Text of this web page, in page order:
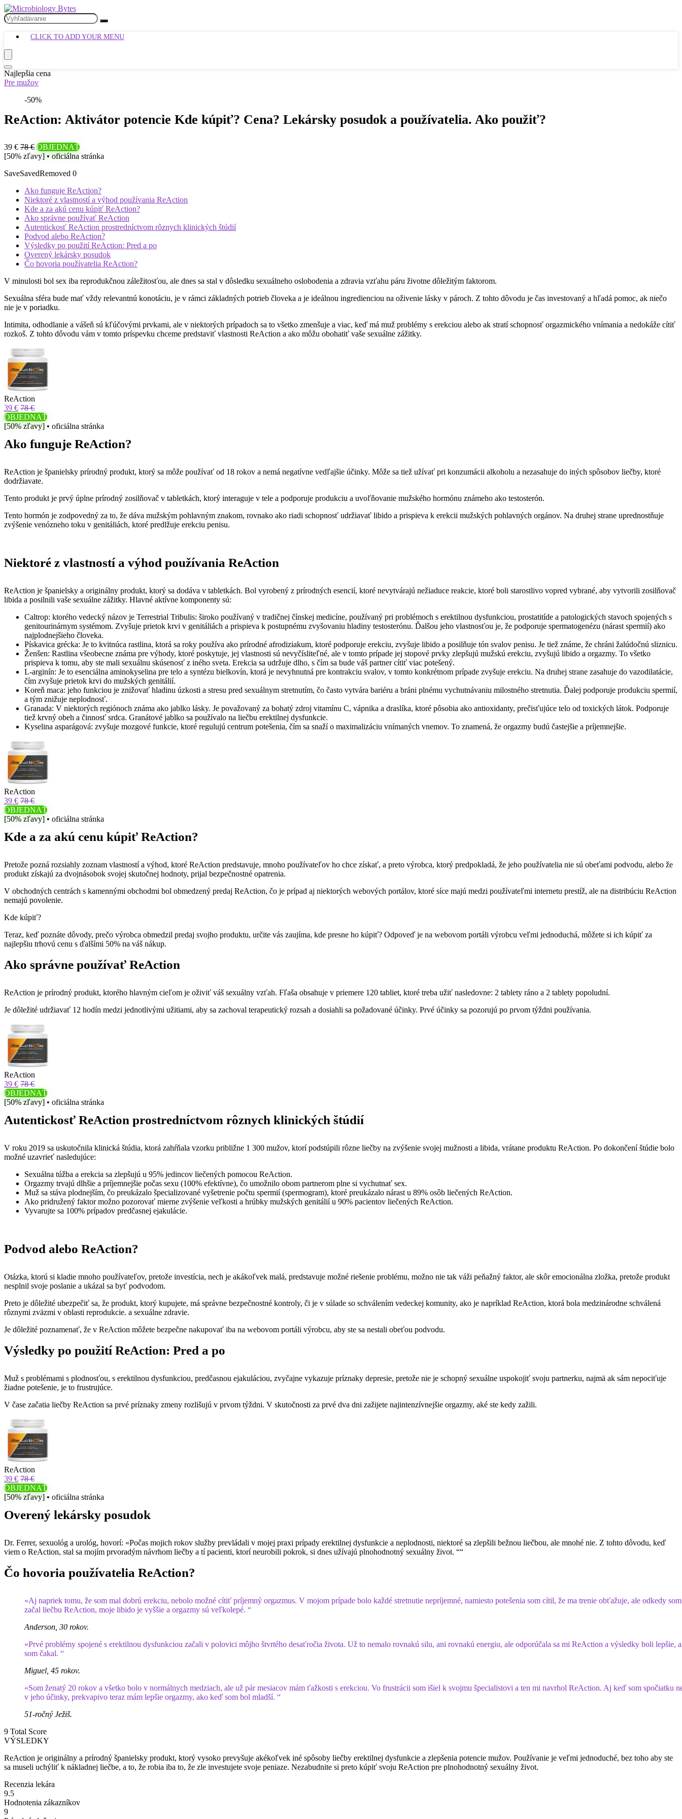
CLICK TO ADD YOUR MENU
Najlepšia cena
Pre mužov
-50%
ReAction: Aktivátor potencie Kde kúpiť? Cena? Lekársky posudok a používatelia. Ako použiť?
39 € 78 € OBJEDNAŤ
[50% zľavy] • oficiálna stránka
SaveSavedRemoved 0
Ako funguje ReAction?
Niektoré z vlastností a výhod používania ReAction
Kde a za akú cenu kúpiť ReAction?
Ako správne používať ReAction
Autentickosť ReAction prostredníctvom rôznych klinických štúdií
Podvod alebo ReAction?
Výsledky po použití ReAction: Pred a po
Overený lekársky posudok
Čo hovoria používatelia ReAction?
V minulosti bol sex iba reprodukčnou záležitosťou, ale dnes sa stal v dôsledku sexuálneho oslobodenia a zdravia vzťahu páru životne dôležitým faktorom.
Sexuálna sféra bude mať vždy relevantnú konotáciu, je v rámci základných potrieb človeka a je ideálnou ingredienciou na oživenie lásky v pároch. Z tohto dôvodu je čas investovaný a hľadá pomoc, ak niečo
nie je v poriadku.
Intimita, odhodlanie a vášeň sú kľúčovými prvkami, ale v niektorých prípadoch sa to všetko zmenšuje a viac, keď má muž problémy s erekciou alebo ak stratí schopnosť orgazmického vnímania a nedokáže cítiť
rozkoš. Z tohto dôvodu vám v tomto príspevku chceme predstaviť vlastnosti ReAction a ako môžu obohatiť vaše sexuálne zážitky.
ReAction
39 € 78 €
OBJEDNAŤ
[50% zľavy] • oficiálna stránka
Ako funguje ReAction?
ReAction je španielsky prírodný produkt, ktorý sa môže používať od 18 rokov a nemá negatívne vedľajšie účinky. Môže sa tiež užívať pri konzumácii alkoholu a nezasahuje do iných spôsobov liečby, ktoré
dodržiavate.
Tento produkt je prvý úplne prírodný zosilňovač v tabletkách, ktorý interaguje v tele a podporuje produkciu a uvoľňovanie mužského hormónu známeho ako testosterón.
Tento hormón je zodpovedný za to, že dáva mužským pohlavným znakom, rovnako ako riadi schopnosť udržiavať libido a prispieva k erekcii mužských pohlavných orgánov. Na druhej strane uprednostňuje
zvýšenie venózneho toku v genitáliách, ktoré predlžuje erekciu penisu.
Niektoré z vlastností a výhod používania ReAction
ReAction je španielsky a originálny produkt, ktorý sa dodáva v tabletkách. Bol vyrobený z prírodných esencií, ktoré nevytvárajú nežiaduce reakcie, ktoré boli starostlivo vopred vybrané, aby vytvorili zosilňovač
libida a posilnili vaše sexuálne zážitky. Hlavné aktívne komponenty sú:
Caltrop: ktorého vedecký názov je Terrestrial Tribulis: široko používaný v tradičnej čínskej medicíne, používaný pri problémoch s erektilnou dysfunkciou, prostatitíde a patologických stavoch spojených s
genitourinárnym systémom. Zvyšuje prietok krvi v genitáliách a prispieva k postupnému zvyšovaniu hladiny testosterónu. Ďalšou jeho vlastnosťou je, že podporuje spermatogenézu (nárast spermií) ako
najplodnejšieho človeka.
Pískavica grécka: Je to kvitnúca rastlina, ktorá sa roky používa ako prírodné afrodiziakum, ktoré podporuje erekciu, zvyšuje libido a posilňuje tón svalov penisu. Je tiež známe, že chráni žalúdočnú sliznicu.
Ženšen: Rastlina všeobecne známa pre výhody, ktoré poskytuje, jej vlastnosti sú nevyčísliteľné, ale v tomto prípade jej stopové prvky zlepšujú mužskú erekciu, zvyšujú libido a orgazmy. To všetko
prispieva k tomu, aby ste mali sexuálnu skúsenosť z iného sveta. Erekcia sa udržuje dlho, s čím sa bude váš partner cítiť viac potešený.
L-arginín: Je to esenciálna aminokyselina pre telo a syntézu bielkovín, ktorá je nevyhnutná pre kontrakciu svalov, v tomto konkrétnom prípade zvyšuje erekciu. Na druhej strane zasahuje do vazodilatácie,
čím zvyšuje prietok krvi do mužských genitálií.
Koreň maca: jeho funkciou je znižovať hladinu úzkosti a stresu pred sexuálnym stretnutím, čo často vytvára bariéru a bráni plnému vychutnávaniu milostného stretnutia. Ďalej podporuje produkciu spermií,
a tým znižuje neplodnosť.
Granada: V niektorých regiónoch známa ako jablko lásky. Je považovaný za bohatý zdroj vitamínu C, vápnika a draslíka, ktoré pôsobia ako antioxidanty, prečisťujúce telo od toxických látok. Podporuje
tiež krvný obeh a činnosť srdca. Granátové jablko sa používalo na liečbu erektilnej dysfunkcie.
Kyselina asparágová: zvyšuje mozgové funkcie, ktoré regulujú centrum potešenia, čím sa snaží o maximalizáciu vnímaných vnemov. To znamená, že orgazmy budú častejšie a príjemnejšie.
ReAction
39 € 78 €
OBJEDNAŤ
[50% zľavy] • oficiálna stránka
Kde a za akú cenu kúpiť ReAction?
Pretože pozná rozsiahly zoznam vlastností a výhod, ktoré ReAction predstavuje, mnoho používateľov ho chce získať, a preto výrobca, ktorý predpokladá, že jeho používatelia nie sú obeťami podvodu, alebo že
produkt získajú za dvojnásobok svojej skutočnej hodnoty, prijal bezpečnostné opatrenia.
V obchodných centrách s kamennými obchodmi bol obmedzený predaj ReAction, čo je prípad aj niektorých webových portálov, ktoré síce majú medzi používateľmi internetu prestíž, ale na distribúciu ReAction
nemajú povolenie.
Kde kúpiť?
Teraz, keď poznáte dôvody, prečo výrobca obmedzil predaj svojho produktu, určite vás zaujíma, kde presne ho kúpiť? Odpoveď je na webovom portáli výrobcu veľmi jednoduchá, môžete si ich kúpiť za
najlepšiu trhovú cenu s ďalšími 50% na váš nákup.
Ako správne používať ReAction
ReAction je prírodný produkt, ktorého hlavným cieľom je oživiť váš sexuálny vzťah. Fľaša obsahuje v priemere 120 tabliet, ktoré treba užiť nasledovne: 2 tablety ráno a 2 tablety popoludní.
Je dôležité udržiavať 12 hodín medzi jednotlivými užitiami, aby sa zachoval terapeutický rozsah a dosiahli sa požadované účinky. Prvé účinky sa pozorujú po prvom týždni používania.
ReAction
39 € 78 €
OBJEDNAŤ
[50% zľavy] • oficiálna stránka
Autentickosť ReAction prostredníctvom rôznych klinických štúdií
V roku 2019 sa uskutočnila klinická štúdia, ktorá zahŕňala vzorku približne 1 300 mužov, ktorí podstúpili rôzne liečby na zvýšenie svojej mužnosti a libida, vrátane produktu ReAction. Po dokončení štúdie bolo
možné uzavrieť nasledujúce:
Sexuálna túžba a erekcia sa zlepšujú u 95% jedincov liečených pomocou ReAction.
Orgazmy trvajú dlhšie a príjemnejšie počas sexu (100% efektívne), čo umožnilo obom partnerom plne si vychutnať sex.
Muž sa stáva plodnejším, čo preukázalo špecializované vyšetrenie počtu spermií (spermogram), ktoré preukázalo nárast u 89% osôb liečených ReAction.
Ako pridružený faktor možno pozorovať mierne zvýšenie veľkosti a hrúbky mužských genitálií u 90% pacientov liečených ReAction.
Vyvarujte sa 100% prípadov predčasnej ejakulácie.
Podvod alebo ReAction?
Otázka, ktorú si kladie mnoho používateľov, pretože investícia, nech je akákoľvek malá, predstavuje možné riešenie problému, možno nie tak váži peňažný faktor, ale skôr emocionálna zložka, pretože produkt
nesplnil svoje poslanie a ukázal sa byť podvodom.
Preto je dôležité ubezpečiť sa, že produkt, ktorý kupujete, má správne bezpečnostné kontroly, či je v súlade so schválením vedeckej komunity, ako je napríklad ReAction, ktorá bola medzinárodne schválená
rôznymi zväzmi v oblasti reprodukcie. a sexuálne zdravie.
Je dôležité poznamenať, že v ReAction môžete bezpečne nakupovať iba na webovom portáli výrobcu, aby ste sa nestali obeťou podvodu.
Výsledky po použití ReAction: Pred a po
Muž s problémami s plodnosťou, s erektilnou dysfunkciou, predčasnou ejakuláciou, zvyčajne vykazuje príznaky depresie, pretože nie je schopný sexuálne uspokojiť svoju partnerku, najmä ak sám nepociťuje
žiadne potešenie, je to frustrujúce.
V čase začatia liečby ReAction sa prvé príznaky zmeny rozlišujú v prvom týždni. V skutočnosti za prvé dva dni zažijete najintenzívnejšie orgazmy, aké ste kedy zažili.
ReAction
39 € 78 €
OBJEDNAŤ
[50% zľavy] • oficiálna stránka
Overený lekársky posudok
Dr. Ferrer, sexuológ a urológ, hovorí: «Počas mojich rokov služby prevládali v mojej praxi prípady erektilnej dysfunkcie a neplodnosti, niektoré sa zlepšili bežnou liečbou, ale mnohé nie. Z tohto dôvodu, keď
viem o ReAction, stal sa mojím prvoradým návrhom liečby a tí pacienti, ktorí neurobili pokrok, si dnes užívajú plnohodnotný sexuálny život. ““
Čo hovoria používatelia ReAction?
«Aj napriek tomu, že som mal dobrú erekciu, nebolo možné cítiť príjemný orgazmus. V mojom prípade bolo každé stretnutie nepríjemné, namiesto potešenia som cítil, že ma trenie obťažuje, ale odkedy som
začal liečbu ReAction, moje libido je vyššie a orgazmy sú veľkolepé. “
Anderson, 30 rokov.
«Prvé problémy spojené s erektilnou dysfunkciou začali v polovici môjho štvrtého desaťročia života. Už to nemalo rovnakú silu, ani rovnakú energiu, ale odporúčala sa mi ReAction a výsledky boli lepšie,
som čakal. “
Miguel, 45 rokov.
«Som ženatý 20 rokov a všetko bolo v normálnych medziach, ale už pár mesiacov mám ťažkosti s erekciou. Vo frustrácii som išiel k svojmu špecialistovi a ten mi navrhol ReAction. Aj keď som spočiatku
v jeho účinky, prekvapivo teraz mám lepšie orgazmy, ako keď som bol mladší. “
51-ročný Ježiš.
9 Total Score
VÝSLEDKY
ReAction je originálny a prírodný španielsky produkt, ktorý vysoko prevyšuje akékoľvek iné spôsoby liečby erektilnej dysfunkcie a zlepšenia potencie mužov. Používanie je veľmi jednoduché, bez toho aby ste
sa museli uchýliť k nákladnej liečbe, a to, že robia iba to, že zle investujete svoje peniaze. Nezabudnite si preto kúpiť svoju ReAction pre plnohodnotný sexuálny život.
Recenzia lekára
9.5
Hodnotenia zákazníkov
9